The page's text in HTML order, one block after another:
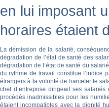
en lui imposant
horaires étaient
La démission de la salarié,
dégradation de l’état de santé des
dégradation de l’état de santé du
du rythme de travail constitue l’indice
étrangers à la volonté de harceler le
chef d’entreprise dirigeait ses
procédés inadmissibles pour les
étaient incompatibles avec la dignité